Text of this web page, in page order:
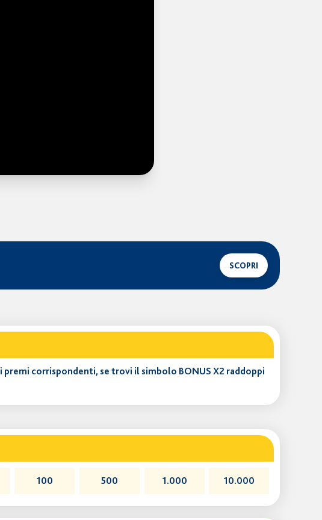
SCOPRI
premi corrispondenti, se trovi il simbolo BONUS X2 raddoppi
100 500 1.000 10.000